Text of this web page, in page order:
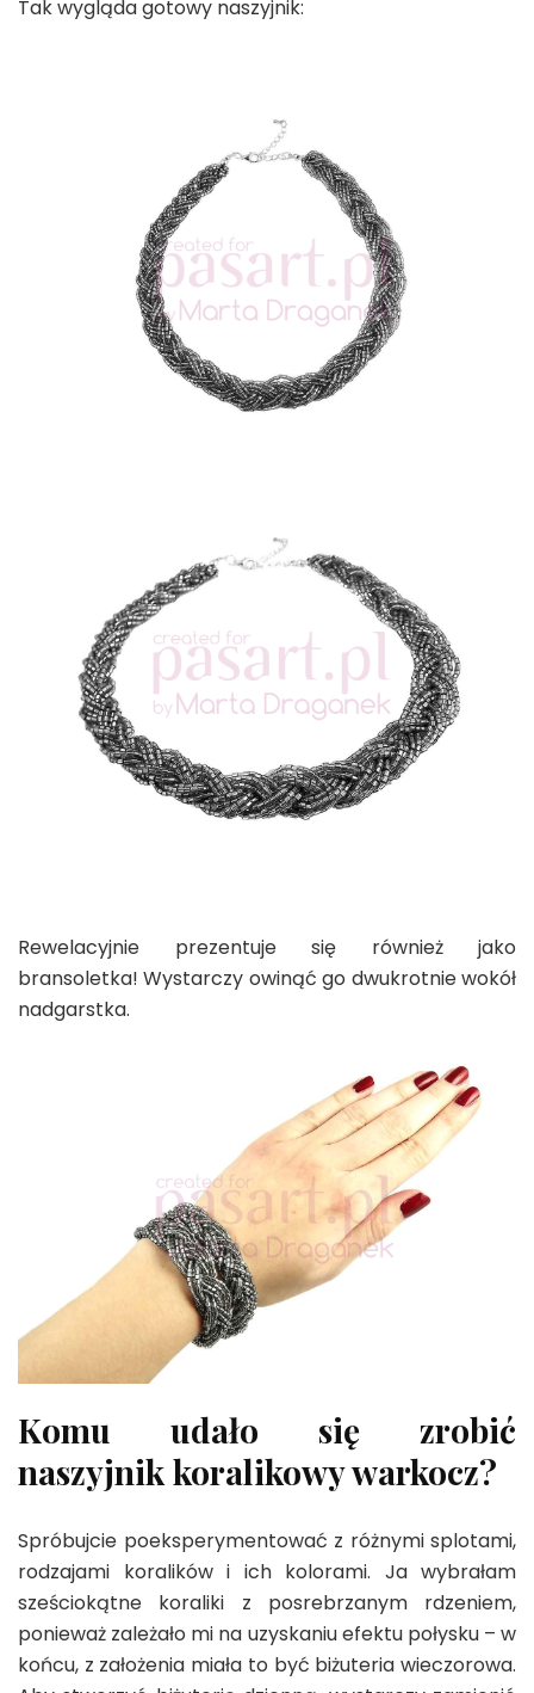
Tak wygląda gotowy naszyjnik:
Rewelacyjnie prezentuje się również jako
bransoletka! Wystarczy owinąć go dwukrotnie wokół
nadgarstka.
Komu udało się zrobić
naszyjnik koralikowy warkocz?
Spróbujcie poeksperymentować z różnymi splotami,
rodzajami koralików i ich kolorami. Ja wybrałam
sześciokątne koraliki z posrebrzanym rdzeniem,
ponieważ zależało mi na uzyskaniu efektu połysku – w
końcu, z założenia miała to być biżuteria wieczorowa.